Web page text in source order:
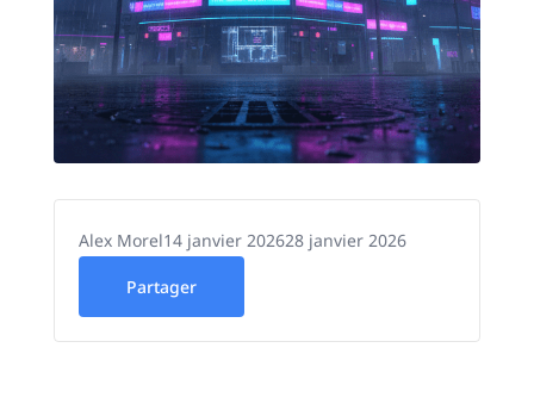
Alex Morel14 janvier 202628 janvier 2026
Partager